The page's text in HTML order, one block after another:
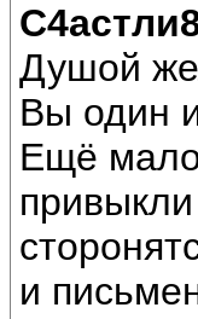
Душой
Вы один
Ещё
и